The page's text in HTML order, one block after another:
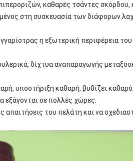
καθαρές τσάντες
στη συσκευασία των διάφορων
η εξωτερική περιφέρεια του
δίχτυα αναπαραγωγής
υποστήριξη καθαρή, βυθίζει
εξάγονται σε πολλές χώρες.
του πελάτη και να